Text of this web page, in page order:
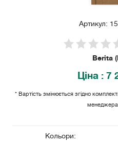
Артикул:
Berita
Ціна : 7
* Вартість змінюється згідно
Кольори: